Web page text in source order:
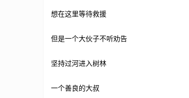
想在这里等待救援
但是一个大伙子不听劝告
坚持过河进入树林
一个善良的大叔